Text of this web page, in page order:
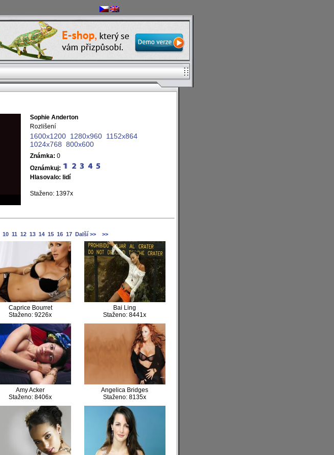
Sophie Anderton
Rozlišení
1600x1200 1280x960 1152x864
1024x768 800x600
Známka: 0
Oznámkuj:
Hlasovalo: lidí
Staženo: 1397x
10 11 12 13 14 15 16 17 Další >> >>
Caprice Bourret
Staženo: 9226x
Bai Ling
Staženo: 8441x
Amy Acker
Staženo: 8406x
Angelica Bridges
Staženo: 8135x